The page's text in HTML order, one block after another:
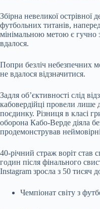
Збірна невеликої
футбольних титанів,
мінімальною метою є гучно
вдалося.
Попри безліч небезпечних
не вдалося відзначитися.
Задля об’єктивності слід
кабовердійці провели
поєдинку. Різниця в класі
оборона Кабо-Верде діяла
продемонстрував
40-річний страж воріт став
годин після фінального
Instagram зросла з 50 тисяч
Чемпіонат світу з